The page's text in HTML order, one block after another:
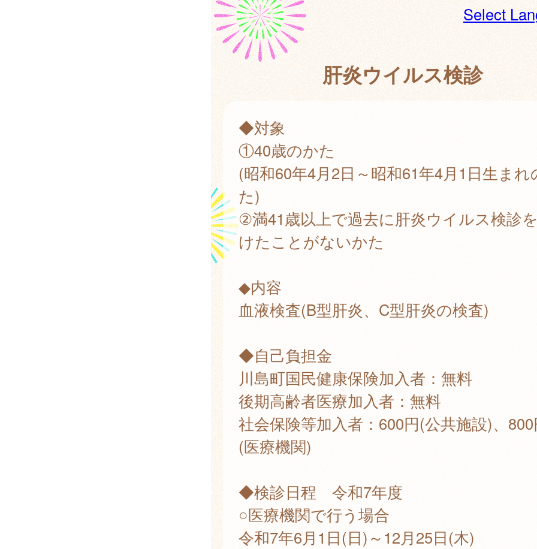
Select
肝炎ウイルス検診
◆対象
①40歳のかた
(昭和60年4月2日～昭和61年4月1日生まれ
た)
②満41歳以上で過去に肝炎ウイルス検診
けたことがないかた
◆内容
血液検査(B型肝炎、C型肝炎の検査)
◆自己負担金
川島町国民健康保険加入者：無料
後期高齢者医療加入者：無料
社会保険等加入者：600円(公共施設)、
(医療機関)
◆検診日程 令和7年度
○医療機関で行う場合
令和7年6月1日(日)～12月25日(木)